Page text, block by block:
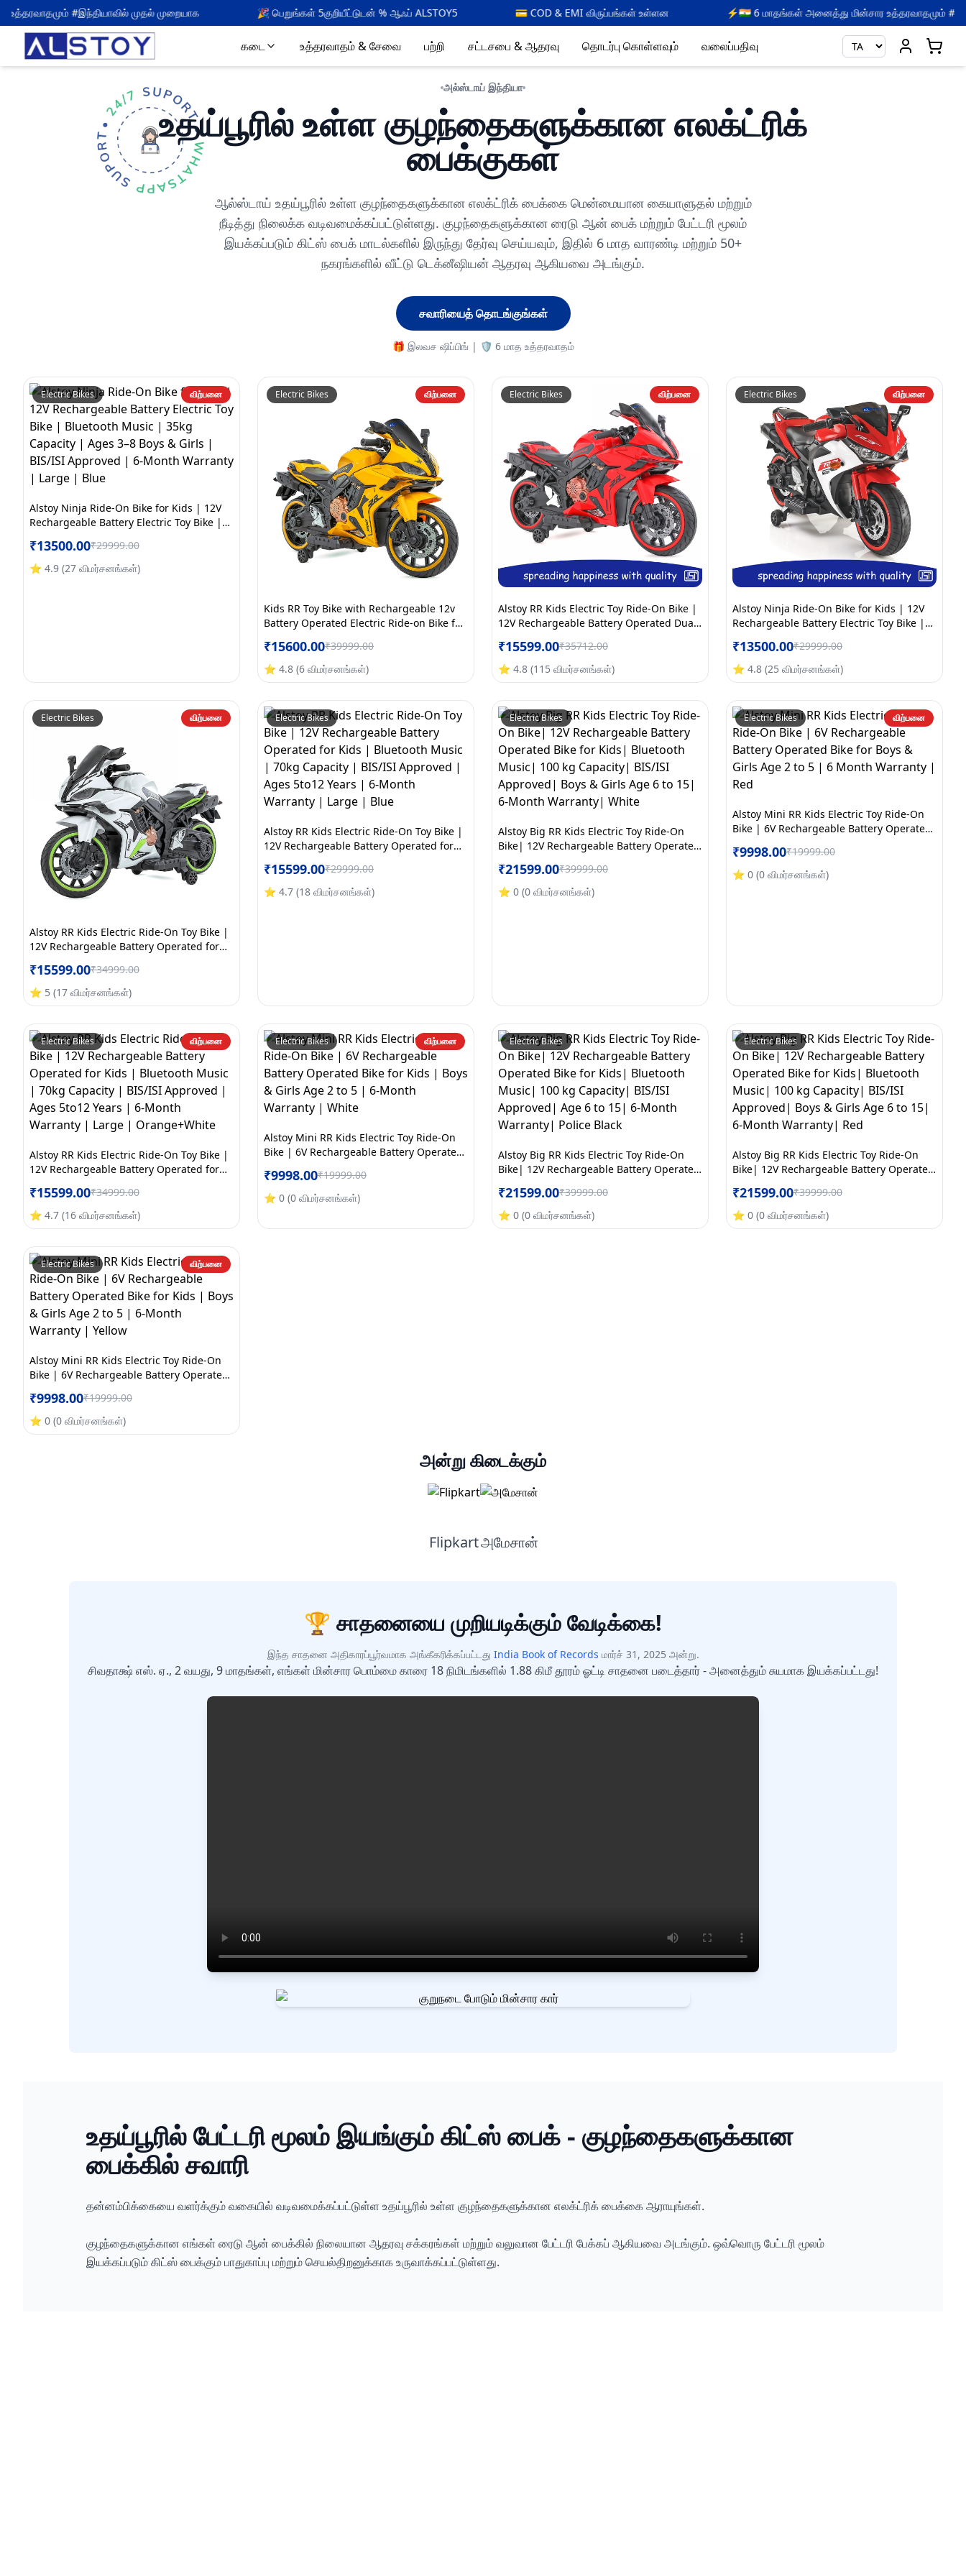
முறையாக 🎉 பெறுங்கள் 5குறியீட்டுடன் % ஆஃப் ALSTOY5 💳 COD & EMI விருப்பங்கள் உள்ளன ⚡🇮🇳 6 மாதங்கள் அனைத்து மின்சார உத்தரவாதமும் #இந்தியாவில் முதல் முறையாக
கடை உத்தரவாதம் & சேவை பற்றி சட்டசபை & ஆதரவு தொடர்பு கொள்ளவும் வலைப்பதிவு
தள்ளுபடியை அன்லாக்
செய்யுங்கள்
அல்ஸ்டாய் இந்தியா
உதய்பூரில் உள்ள குழந்தைகளுக்கான எலக்ட்ரிக்
பைக்குகள்
ஆல்ஸ்டாய் உதய்பூரில் உள்ள குழந்தைகளுக்கான எலக்ட்ரிக் பைக்கை மென்மையான கையாளுதல் மற்றும்
நீடித்து நிலைக்க வடிவமைக்கப்பட்டுள்ளது. குழந்தைகளுக்கான ரைடு ஆன் பைக் மற்றும் பேட்டரி மூலம்
இயக்கப்படும் கிட்ஸ் பைக் மாடல்களில் இருந்து தேர்வு செய்யவும், இதில் 6 மாத வாரண்டி மற்றும் 50+
நகரங்களில் வீட்டு டெக்னீஷியன் ஆதரவு ஆகியவை அடங்கும்.
சவாரியைத் தொடங்குங்கள்
🎁 இலவச ஷிப்பிங் | 🛡️ 6 மாத உத்தரவாதம்
Electric Bikes விற்பனை
Alstoy Ninja Ride-On Bike for Kids | 12V
Rechargeable Battery Electric Toy Bike |
3–8 Boys & Girls | BIS/ISI Approved | 6-
Month Warranty | Large | Blue
₹13500.00₹29999.00
⭐ 4.9 (27 விமர்சனங்கள்)
Electric Bikes விற்பனை
Kids RR Toy Bike with Rechargeable 12v
Battery Operated Electric Ride-on Bike for
Electric Warranty | 5 to 12 Years | Large |
Yellow
₹15600.00₹39999.00
⭐ 4.8 (6 விமர்சனங்கள்)
Electric Bikes விற்பனை
Alstoy RR Kids Electric Toy Ride-On Bike |
12V Rechargeable Battery Operated Dual
70kg Capacity | BIS/ISI Approved | Boys &
Girls Age 5 to 12 | 6-Month Warranty |
Large | Red
₹15599.00₹35712.00
⭐ 4.8 (115 விமர்சனங்கள்)
Electric Bikes விற்பனை
Alstoy Ninja Ride-On Bike for Kids | 12V
Rechargeable Battery Electric Toy Bike |
3–8 Boys & Girls | BIS/ISI Approved | 6-
Month Warranty | Large | Red
₹13500.00₹29999.00
⭐ 4.8 (25 விமர்சனங்கள்)
Electric Bikes விற்பனை
Alstoy RR Kids Electric Ride-On Toy Bike |
12V Rechargeable Battery Operated for
BIS/ISI Approved | Ages 5to12 Years | 6-
Month Warranty | Large | Green+White
₹15599.00₹34999.00
⭐ 5 (17 விமர்சனங்கள்)
Electric Bikes
Alstoy RR Kids Electric Ride-On Toy Bike |
12V Rechargeable Battery Operated for
BIS/ISI Approved | Ages 5to12 Years | 6-
Month Warranty | Large | Blue
₹15599.00₹29999.00
⭐ 4.7 (18 விமர்சனங்கள்)
Electric Bikes
Alstoy Big RR Kids Electric Toy Ride-On
Bike| 12V Rechargeable Battery Operated
Capacity| BIS/ISI Approved| Boys & Girls
Age 6 to 15| 6-Month Warranty| White
₹21599.00₹39999.00
⭐ 0 (0 விமர்சனங்கள்)
Electric Bikes விற்பனை
Alstoy Mini RR Kids Electric Toy Ride-On
Bike | 6V Rechargeable Battery Operated
Warranty | Red
₹9998.00₹19999.00
⭐ 0 (0 விமர்சனங்கள்)
Electric Bikes விற்பனை
Alstoy RR Kids Electric Ride-On Toy Bike |
12V Rechargeable Battery Operated for
BIS/ISI Approved | Ages 5to12 Years | 6-
Month Warranty | Large | Orange+White
₹15599.00₹34999.00
⭐ 4.7 (16 விமர்சனங்கள்)
Electric Bikes விற்பனை
Alstoy Mini RR Kids Electric Toy Ride-On
Bike | 6V Rechargeable Battery Operated
Month Warranty | White
₹9998.00₹19999.00
⭐ 0 (0 விமர்சனங்கள்)
Electric Bikes
Alstoy Big RR Kids Electric Toy Ride-On
Bike| 12V Rechargeable Battery Operated
Capacity| BIS/ISI Approved| Age 6 to 15|
6-Month Warranty| Police Black
₹21599.00₹39999.00
⭐ 0 (0 விமர்சனங்கள்)
Electric Bikes
Alstoy Big RR Kids Electric Toy Ride-On
Bike| 12V Rechargeable Battery Operated
Capacity| BIS/ISI Approved| Boys & Girls
Age 6 to 15| 6-Month Warranty| Red
₹21599.00₹39999.00
⭐ 0 (0 விமர்சனங்கள்)
Electric Bikes விற்பனை
Alstoy Mini RR Kids Electric Toy Ride-On
Bike | 6V Rechargeable Battery Operated
Month Warranty | Yellow
₹9998.00₹19999.00
⭐ 0 (0 விமர்சனங்கள்)
அன்று கிடைக்கும்
Flipkartஅமேசான்
🏆 சாதனையை முறியடிக்கும் வேடிக்கை!
இந்த சாதனை அதிகாரப்பூர்வமாக அங்கீகரிக்கப்பட்டது India Book of Records மார்ச் 31, 2025 அன்று.
சிவதாக்ஷ் எஸ். ஏ., 2 வயது, 9 மாதங்கள், எங்கள் மின்சார பொம்மை காரை 18 நிமிடங்களில் 1.88 கிமீ தூரம் ஓட்டி சாதனை படைத்தார் - அனைத்தும் சுயமாக இயக்கப்பட்டது!
உதய்பூரில் பேட்டரி மூலம் இயங்கும் கிட்ஸ் பைக் - குழந்தைகளுக்கான
பைக்கில் சவாரி
தன்னம்பிக்கையை வளர்க்கும் வகையில் வடிவமைக்கப்பட்டுள்ள உதய்பூரில் உள்ள குழந்தைகளுக்கான எலக்ட்ரிக் பைக்கை ஆராயுங்கள்.
குழந்தைகளுக்கான எங்கள் ரைடு ஆன் பைக்கில் நிலையான ஆதரவு சக்கரங்கள் மற்றும் வலுவான பேட்டரி பேக்கப் ஆகியவை அடங்கும். ஒவ்வொரு பேட்டரி மூலம்
இயக்கப்படும் கிட்ஸ் பைக்கும் பாதுகாப்பு மற்றும் செயல்திறனுக்காக உருவாக்கப்பட்டுள்ளது.